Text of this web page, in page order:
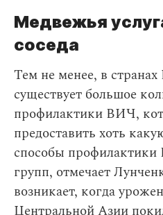
Медвежья
соседа
Тем не менее, в
существует большое
профилактики ВИЧ,
предоставить хоть
способы
групп, отмечает
возникает, когда